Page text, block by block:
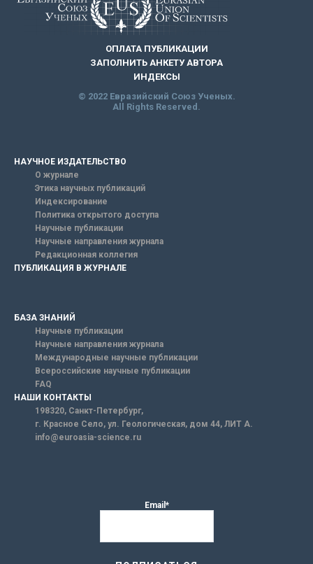
ОПЛАТА ПУБЛИКАЦИИ
ЗАПОЛНИТЬ АНКЕТУ АВТОРА
ИНДЕКСЫ
© 2022 Евразийский Союз Ученых.
All Rights Reserved.
НАУЧНОЕ ИЗДАТЕЛЬСТВО
О журнале
Этика научных публикаций
Индексирование
Политика открытого доступа
Научные публикации
Научные направления журнала
Редакционная коллегия
ПУБЛИКАЦИЯ В ЖУРНАЛЕ
БАЗА ЗНАНИЙ
Научные публикации
Научные направления журнала
Международные научные публикации
Всероссийские научные публикации
FAQ
НАШИ КОНТАКТЫ
198320, Санкт-Петербург,
г. Красное Село, ул. Геологическая, дом 44, ЛИТ А.
info@euroasia-science.ru
Email*